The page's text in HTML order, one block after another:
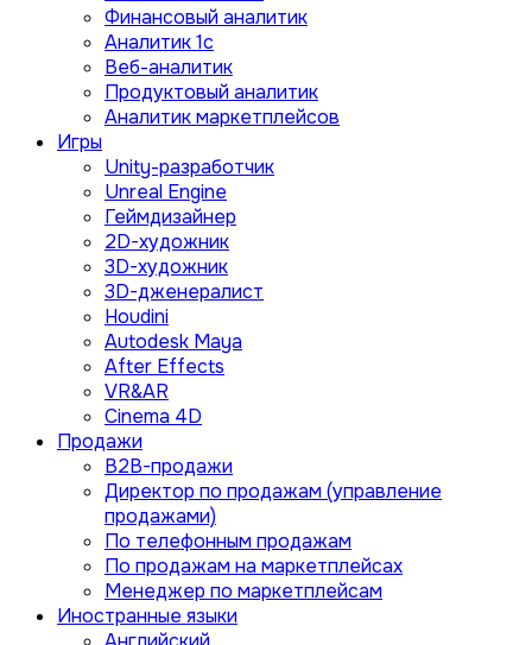
Финансовый аналитик
Aналитик 1с
Веб-аналитик
Продуктовый аналитик
Аналитик маркетплейсов
Игры
Unity-разработчик
Unreal Engine
Геймдизайнер
2D-художник
3D-художник
3D-дженералист
Houdini
Autodesk Maya
After Effects
VR&AR
Cinema 4D
Продажи
B2B-продажи
Директор по продажам (управление
продажами)
По телефонным продажам
По продажам на маркетплейсах
Менеджер по маркетплейсам
Иностранные языки